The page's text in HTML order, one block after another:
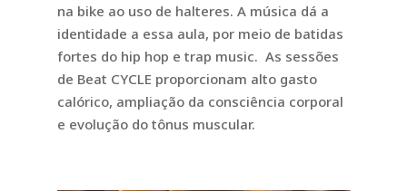
na bike ao uso de halteres. A música dá a
identidade a essa aula, por meio de batidas
fortes do hip hop e trap music. As sessões
de Beat CYCLE proporcionam alto gasto
calórico, ampliação da consciência corporal
e evolução do tônus muscular.